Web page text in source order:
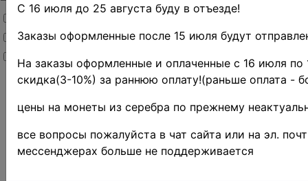
Товары со скидкой
Товары в наличии
Новинки
Главная»
Европа»
Украина
Поиск в категории
С 16 июля до 25 августа буду в отъезде!
Заказы оформленные после 15 июля будут
На заказы оформленные и оплаченные с 16 июля по
скидка(3-10%) за раннюю оплату!(раньше оплата -
цены на монеты из серебра по прежнему
все вопросы пожалуйста в чат сайта или на эл.
мессенджерах больше не поддерживается